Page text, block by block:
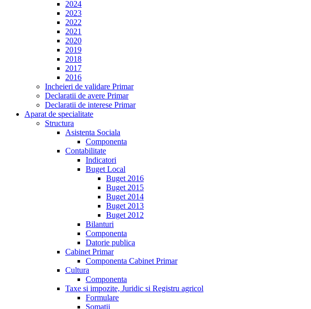
2024
2023
2022
2021
2020
2019
2018
2017
2016
Incheieri de validare Primar
Declaratii de avere Primar
Declaratii de interese Primar
Aparat de specialitate
Structura
Asistenta Sociala
Componenta
Contabilitate
Indicatori
Buget Local
Buget 2016
Buget 2015
Buget 2014
Buget 2013
Buget 2012
Bilanturi
Componenta
Datorie publica
Cabinet Primar
Componenta Cabinet Primar
Cultura
Componenta
Taxe si impozite, Juridic si Registru agricol
Formulare
Somatii